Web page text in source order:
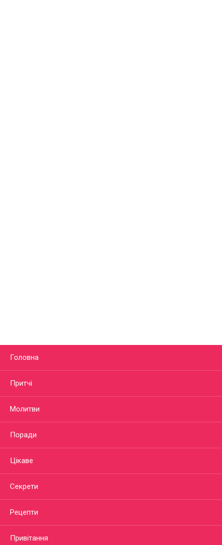
Головна
Притчі
Молитви
Поради
Цікаве
Секрети
Рецепти
Привітання